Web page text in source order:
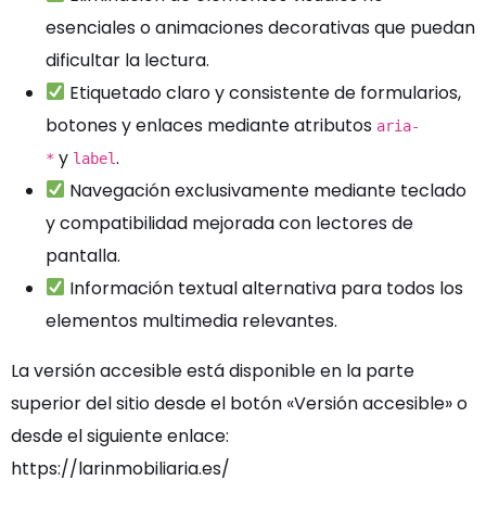
esenciales o animaciones decorativas que puedan
dificultar la lectura.
Etiquetado claro y consistente de formularios,
botones y enlaces mediante atributos aria-
* y label.
Navegación exclusivamente mediante teclado
y compatibilidad mejorada con lectores de
pantalla.
Información textual alternativa para todos los
elementos multimedia relevantes.
La versión accesible está disponible en la parte
superior del sitio desde el botón «Versión accesible» o
desde el siguiente enlace:
https://larinmobiliaria.es/